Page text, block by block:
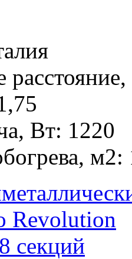
Вт: 1220
м2: